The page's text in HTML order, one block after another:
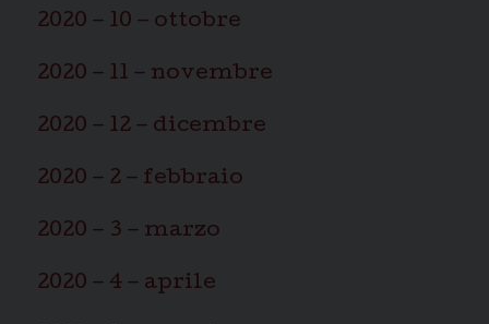
2020 – 10 – ottobre
2020 – 11 – novembre
2020 – 12 – dicembre
2020 – 2 – febbraio
2020 – 3 – marzo
2020 – 4 – aprile